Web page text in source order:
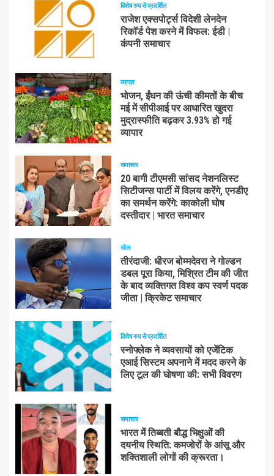
विशेष रुप से प्रदर्शित
राजेश एक्सपोर्ट्स विदेशी लेनदेन
रिकॉर्ड पेश करने में विफल: ईडी |
कंपनी समाचार
व्यापार
भोजन, ईंधन की ऊंची कीमतों के बीच
मई में सीपीआई पर आधारित खुदरा
मुद्रास्फीति बढ़कर 3.93% हो गई
व्यापार
समाचार
20 बागी टीएमसी सांसद नेशनलिस्ट
सिटीजन्स पार्टी में विलय करेंगे, एनडीए
का समर्थन करेंगे: काकोली घोष
दस्तीदार | भारत समाचार
खेल
तीरंदाजी: धीरज बोम्मदेवरा ने गोल्डन
डबल पूरा किया, मिश्रित टीम की जीत
के बाद व्यक्तिगत विश्व कप स्वर्ण पदक
जीता | क्रिकेट समाचार
विशेष रुप से प्रदर्शित
स्नोफ्लेक ने व्यवसायों को एजेंटिक
एआई सिस्टम अपनाने में मदद करने के
लिए टूल की घोषणा की: सभी विवरण
समाचार
भारत में तिब्बती बौद्ध भिक्षुओं की
दयनीय स्थिति: कमजोरों के आंसू और
शक्तिशाली लोगों की क्रूरता।